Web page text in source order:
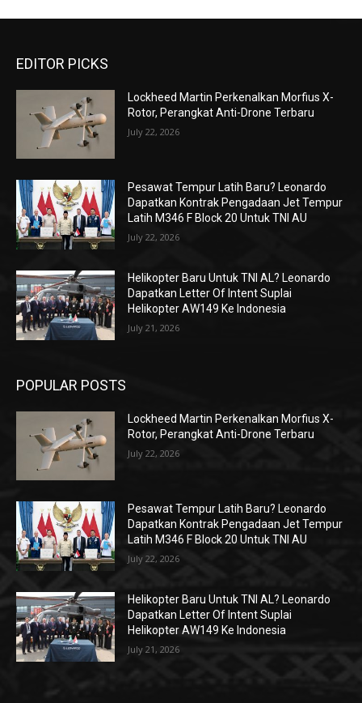
EDITOR PICKS
Lockheed Martin Perkenalkan Morfius X-
Rotor, Perangkat Anti-Drone Terbaru
July 22, 2026
Pesawat Tempur Latih Baru? Leonardo
Dapatkan Kontrak Pengadaan Jet Tempur
Latih M346 F Block 20 Untuk TNI AU
July 22, 2026
Helikopter Baru Untuk TNI AL? Leonardo
Dapatkan Letter Of Intent Suplai
Helikopter AW149 Ke Indonesia
July 21, 2026
POPULAR POSTS
Lockheed Martin Perkenalkan Morfius X-
Rotor, Perangkat Anti-Drone Terbaru
July 22, 2026
Pesawat Tempur Latih Baru? Leonardo
Dapatkan Kontrak Pengadaan Jet Tempur
Latih M346 F Block 20 Untuk TNI AU
July 22, 2026
Helikopter Baru Untuk TNI AL? Leonardo
Dapatkan Letter Of Intent Suplai
Helikopter AW149 Ke Indonesia
July 21, 2026